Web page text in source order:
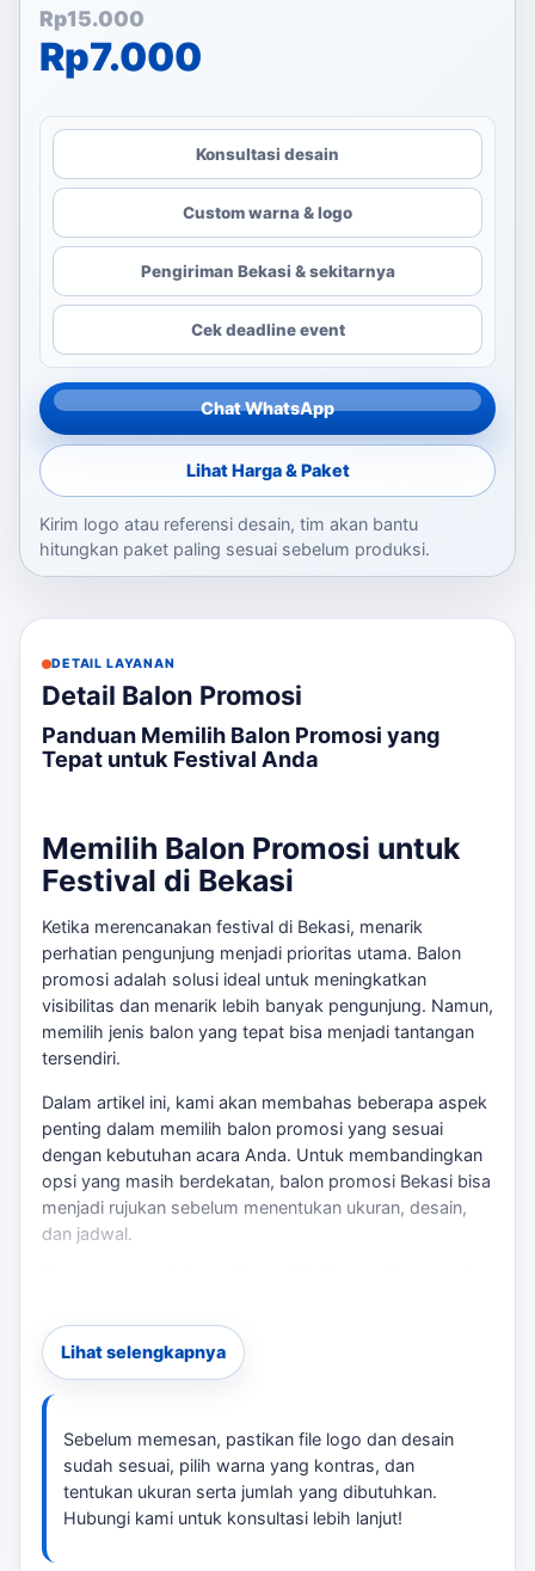
Rp15.000
Harga aslinya adalah:
Rp7.000
Harga saat ini adalah:
Konsultasi desain
Custom warna & logo
Pengiriman Bekasi & sekitarnya
Cek deadline event
Chat WhatsApp
Lihat Harga & Paket
Kirim logo atau referensi desain, tim akan bantu
hitungkan paket paling sesuai sebelum produksi.
DETAIL LAYANAN
Detail Balon Promosi
Panduan Memilih Balon Promosi yang
Tepat untuk Festival Anda
Memilih Balon Promosi untuk
Festival di Bekasi
Ketika merencanakan festival di Bekasi, menarik
perhatian pengunjung menjadi prioritas utama. Balon
promosi adalah solusi ideal untuk meningkatkan
visibilitas dan menarik lebih banyak pengunjung. Namun,
memilih jenis balon yang tepat bisa menjadi tantangan
tersendiri.
Dalam artikel ini, kami akan membahas beberapa aspek
penting dalam memilih balon promosi yang sesuai
dengan kebutuhan acara Anda. Untuk membandingkan
opsi yang masih berdekatan, balon promosi Bekasi bisa
menjadi rujukan sebelum menentukan ukuran, desain,
dan jadwal.
Salah satu tantangan utama adalah menentukan jenis
balon yang cocok untuk lokasi dan jenis acara.
Misalnya, balon tepuk sangat efektif untuk menarik
perhatian di konser atau acara outdoor, sementara
balon sablon lebih cocok untuk souvenir.
Checklist Produksi Balon Promosi
File logo dan desain yang jelas
Lihat selengkapnya
Sebelum memesan, pastikan file logo dan desain
sudah sesuai, pilih warna yang kontras, dan
tentukan ukuran serta jumlah yang dibutuhkan.
Hubungi kami untuk konsultasi lebih lanjut!